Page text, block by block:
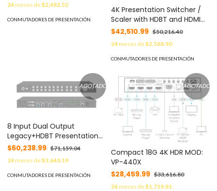
24meses de$2,483.52
CONMUTADORES DE PRESENTACIÓN
4K Presentation Switcher /
Scaler with HDBT and HDMI
Outputs MOD: VP-440H2
$42,510.99 $50,216.40
24meses de$2,568.90
CONMUTADORES DE PRESENTACIÓN
AGOTADO
8 Input Dual Output
Legacy+HDBT Presentation
Switcher/Scaler MOD: VP-
$60,238.99 $71,159.04
24meses de$3,640.19
CONMUTADORES DE PRESENTACIÓN
AGOTADO
Compact 18G 4K HDR MOD:
VP-440X
$28,459.99 $33,616.80
24meses de$1,719.81